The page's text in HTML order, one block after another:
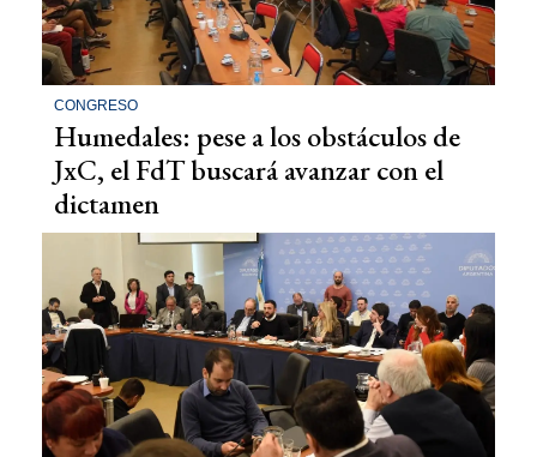
CONGRESO
Humedales: pese a los obstáculos de
JxC, el FdT buscará avanzar con el
dictamen